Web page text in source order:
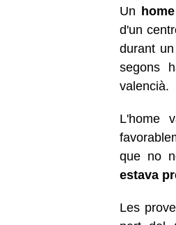
Un
d'un
durant
segons
valencià.
L'home
que no
estava
Les